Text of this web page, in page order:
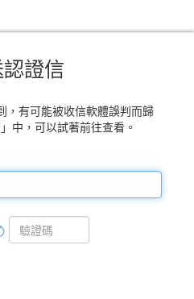
證信
，有可能被收信軟體誤判而歸
中，可以試著前往查看。